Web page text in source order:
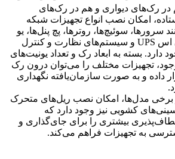
در رک‌های دیواری و هم در رک‌های
امکان نصب انواع تجهیزات شبکه
سرورها، سوئیچ‌ها، روترها، پچ پنل‌ها، یو
پی اس UPS و سیستم‌های نظارت و کنترل
دارد. بسته به ابعاد رک و تعداد یونیت‌های
تجهیزات مختلف را می‌توان درون رک
داده و به صورت سازمان‌یافته نگهداری
برخی مدل‌ها، امکان نصب ریل‌های متحرک
کشویی نیز وجود دارد که
بیشتری را برای جای‌گذاری و
به تجهیزات فراهم می‌کند.